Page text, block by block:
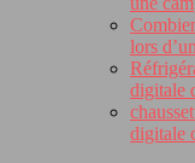
lors
digitale
digitale